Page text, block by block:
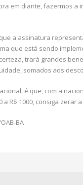
em diante, fazermos a
a assinatura
que está sendo
trará grandes
somados aos
é que, com a
a R$ 1000, consiga zerar
BA